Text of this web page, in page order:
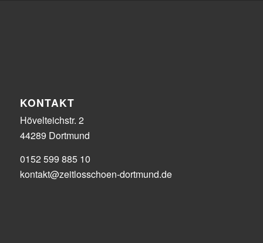
KONTAKT
Hövelteichstr. 2
44289 Dortmund
0152 599 885 10
kontakt@zeitlosschoen-dortmund.de